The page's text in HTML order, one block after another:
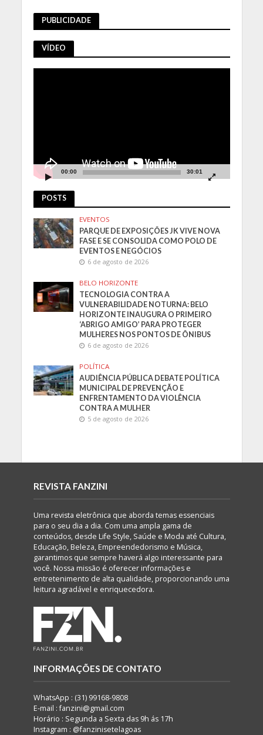
PUBLICIDADE
VÍDEO
00:00 30:01
POSTS
EVENTOS
PARQUE DE EXPOSIÇÕES JK VIVE NOVA
FASE E SE CONSOLIDA COMO POLO DE
EVENTOS E NEGÓCIOS
6 de agosto de 2026
BELO HORIZONTE
TECNOLOGIA CONTRA A
VULNERABILIDADE NOTURNA: BELO
HORIZONTE INAUGURA O PRIMEIRO
‘ABRIGO AMIGO’ PARA PROTEGER
MULHERES NOS PONTOS DE ÔNIBUS
6 de agosto de 2026
POLÍTICA
AUDIÊNCIA PÚBLICA DEBATE POLÍTICA
MUNICIPAL DE PREVENÇÃO E
ENFRENTAMENTO DA VIOLÊNCIA
CONTRA A MULHER
5 de agosto de 2026
REVISTA FANZINI
Uma revista eletrônica que aborda temas essenciais
para o seu dia a dia. Com uma ampla gama de
conteúdos, desde Life Style, Saúde e Moda até Cultura,
Educação, Beleza, Empreendedorismo e Música,
garantimos que sempre haverá algo interessante para
você. Nossa missão é oferecer informações e
entretenimento de alta qualidade, proporcionando uma
leitura agradável e enriquecedora.
INFORMAÇÕES DE CONTATO
WhatsApp : (31) 99168-9808
E-mail : fanzini@gmail.com
Horário : Segunda a Sexta das 9h ás 17h
Instagram : @fanzinisetelagoas